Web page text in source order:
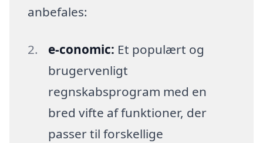
anbefales:
e-conomic: Et populært og
brugervenligt
regnskabsprogram med en
bred vifte af funktioner, der
passer til forskellige